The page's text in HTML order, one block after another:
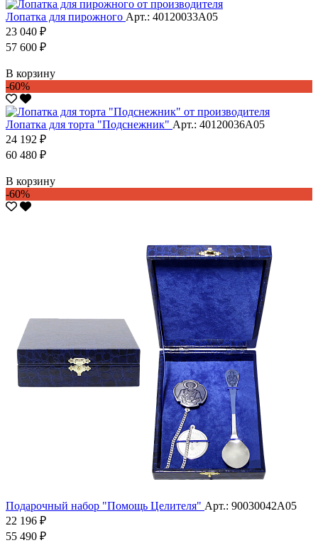
Лопатка для пирожного Арт.: 40120033А05
23 040 ₽
57 600 ₽
В корзину
-60%
Лопатка для торта "Подснежник" Арт.: 40120036А05
24 192 ₽
60 480 ₽
В корзину
-60%
Подарочный набор "Помощь Целителя" Арт.: 90030042А05
22 196 ₽
55 490 ₽